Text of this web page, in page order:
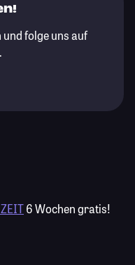
und folge uns auf
6 Wochen gratis!